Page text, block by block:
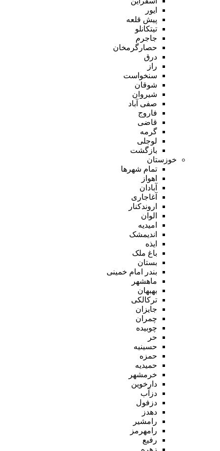
ایور
پیش قلعه
تیتکانلو
جاجرم
حصارگرمخان
درق
راز
سنخواست
شوقان
شیروان
صفی آباد
فاروج
قاضی
گرمه
لوجلی
بازگشت
خوزستان
تمام شهر‌ها
اهواز
آبادان
آغاجاری
اروندکنار
الوان
امیدیه
اندیمشک
ایذه
باغ ملک
بستان
بندر امام خمینی
ماهشهر
بهبهان
ترکالکی
جایزان
چمران
چوبیده
حر
حسینیه
حمزه
حمیدیه
خرمشهر
دارخوین
دزآب
دزفول
دهدز
رامشیر
رامهرمز
رفیع
زهره